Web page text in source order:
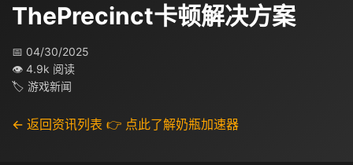
ThePrecinct卡顿解决方案
📅 04/30/2025
👁 4.9k 阅读
🏷 游戏新闻
← 返回资讯列表 👉 点此了解奶瓶加速器